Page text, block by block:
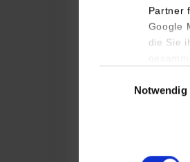
Partner
Google
die Sie
Notwendig
KI-
Das